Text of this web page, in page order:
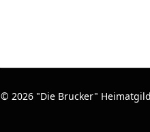
© 2026 "Die Brucker"